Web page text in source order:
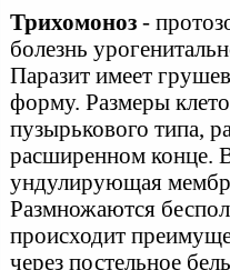
Трихомоноз -
болезнь
Паразит имеет
форму. Размеры
пузырькового типа,
расширенном конце.
ундулирующая
Размножаются
происходит
через постельное